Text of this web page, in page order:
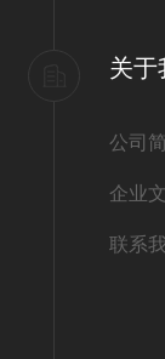
关于
公司
企业
联系